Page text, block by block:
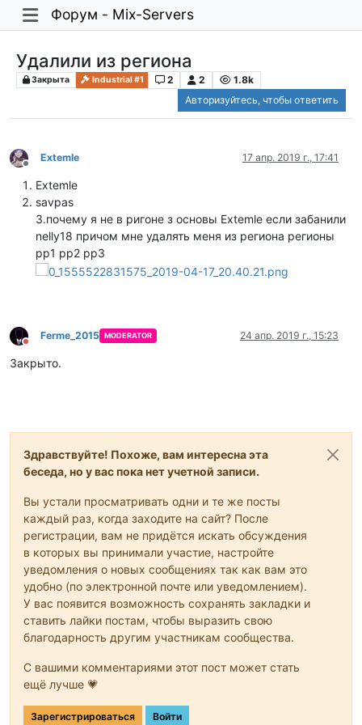
Форум - Mix-Servers
Удалили из региона
Закрыта Industrial #1 2 2
1.8k
Авторизуйтесь, чтобы ответить
Не в сети
Extemle 17 апр. 2019 г., 17:41
Extemle
savpas
3.почему я не в ригоне з основы Extemle если забанили
nelly18 причом мне удалять меня из региона регионы
pp1 pp2 pp3
Не беспокоить
Ferme_2015 MODERATOR 24 апр. 2019 г., 15:23
Закрыто.
Здравствуйте! Похоже, вам интересна эта
беседа, но у вас пока нет учетной записи.
Вы устали просматривать одни и те же посты
каждый раз, когда заходите на сайт? После
регистрации, вам не придётся искать обсуждения
в которых вы принимали участие, настройте
уведомления о новых сообщениях так как вам это
удобно (по электронной почте или уведомлением).
У вас появится возможность сохранять закладки и
ставить лайки постам, чтобы выразить свою
благодарность другим участникам сообщества.
С вашими комментариями этот пост может стать
ещё лучше 💗
Зарегистрироваться Войти